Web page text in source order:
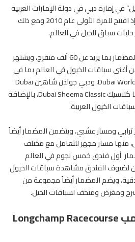
في إمارة دبي في دولة الإمارات العربية
المتحدة. ويعتبر مضماراً حديثاً إذ افتتح للمرة الأولى عام 2010 ومع ذلك
سباق الخيل في العالم.
تقدر القدرة الاستيعابية لهذا المضمار بما يزيد عن 60 ألف متفرج، ويشتهر
سباقات الخيول في العالم بما في
ذلك كأس دبي العالمي Dubai World Cup، ودبي جولدن شاهين Dubai
Golden Shaheen، ودبي شيما كلاسيك Dubai Sheema Classic، بالإضافة
الخيول العربية.
ومسار عشبي، ويتضمن المضمار أيضاً
منها مسار مجهز للتعامل مع مختلف
أول فندق خمس نجوم في العالم
لضيوف الفندق مشاهدة سباقات الخيول
ويضم المضمار أيضاً مجموعة من
ومغرض ومتحف لسباقات الخيل.
حلبة سباق لونجشامب Longchamp Racecourse